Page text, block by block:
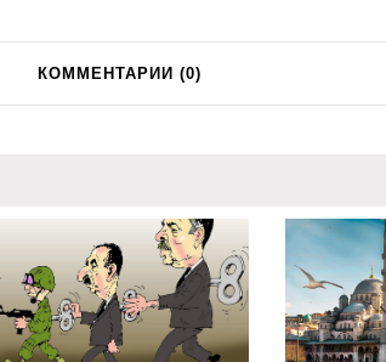
КОММЕНТАРИИ (0)